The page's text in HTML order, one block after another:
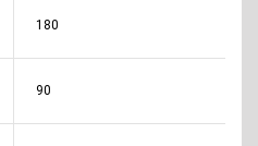
180
90